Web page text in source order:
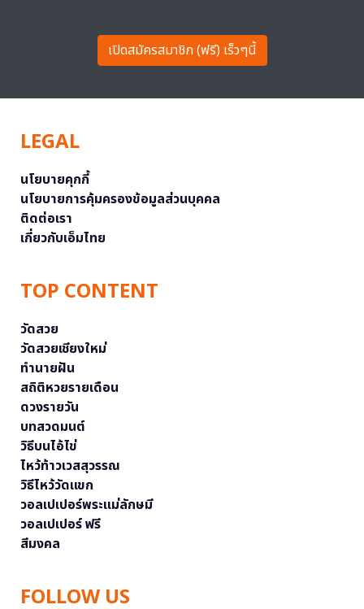
เปิดสมัครสมาชิก (ฟรี) เร็วๆนี้
LEGAL
นโยบายคุกกี้
นโยบายการคุ้มครองข้อมูลส่วนบุคคล
ติดต่อเรา
เกี่ยวกับเอ็มไทย
TOP CONTENT
วัดสวย
วัดสวยเชียงใหม่
ทำนายฝัน
สถิติหวยรายเดือน
ดวงรายวัน
บทสวดมนต์
วิธีบนไอ้ไข่
ไหว้ท้าวเวสสุวรรณ
วิธีไหว้วัดแขก
วอลเปเปอร์พระแม่ลักษมี
วอลเปเปอร์ ฟรี
สีมงคล
FOLLOW US